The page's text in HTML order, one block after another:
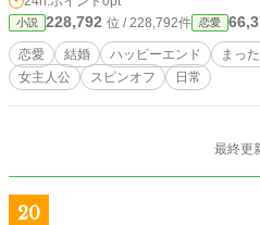
小説 228,792 位 / 228,792件 恋愛
恋愛 結婚 ハッピーエンド まっ
女主人公
スピンオフ 日常
最終更
20